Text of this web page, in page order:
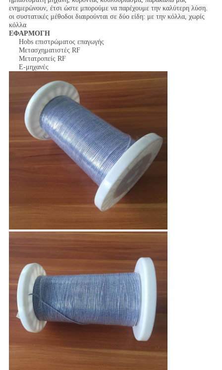
ενημερώνουν, έτσι ώστε μπορούμε να παρέχουμε την καλύτερη λύση.
οι συστατικές μέθοδοι διαιρούνται σε δύο είδη: με την κόλλα, χωρίς
κόλλα
ΕΦΑΡΜΟΓΗ
Hobs επιστρώματος επαγωγής
Μετασχηματιστές RF
Μετατροπείς RF
Ε-μηχανές